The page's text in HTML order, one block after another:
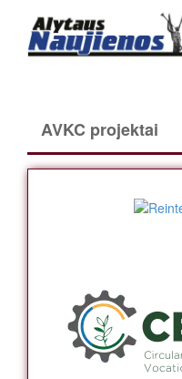
AVKC projektai